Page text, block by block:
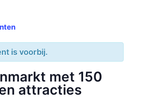
is voorbij.
met 150
attracties